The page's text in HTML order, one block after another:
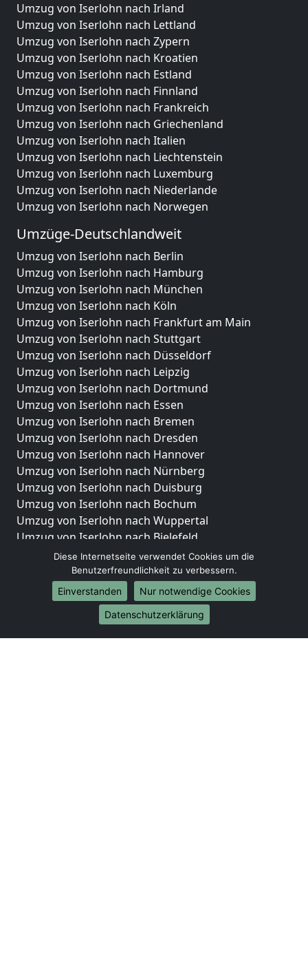
Umzug von Iserlohn nach Irland
Umzug von Iserlohn nach Lettland
Umzug von Iserlohn nach Zypern
Umzug von Iserlohn nach Kroatien
Umzug von Iserlohn nach Estland
Umzug von Iserlohn nach Finnland
Umzug von Iserlohn nach Frankreich
Umzug von Iserlohn nach Griechenland
Umzug von Iserlohn nach Italien
Umzug von Iserlohn nach Liechtenstein
Umzug von Iserlohn nach Luxemburg
Umzug von Iserlohn nach Niederlande
Umzug von Iserlohn nach Norwegen
Umzüge-Deutschlandweit
Umzug von Iserlohn nach Berlin
Umzug von Iserlohn nach Hamburg
Umzug von Iserlohn nach München
Umzug von Iserlohn nach Köln
Umzug von Iserlohn nach Frankfurt am Main
Umzug von Iserlohn nach Stuttgart
Umzug von Iserlohn nach Düsseldorf
Umzug von Iserlohn nach Leipzig
Umzug von Iserlohn nach Dortmund
Umzug von Iserlohn nach Essen
Umzug von Iserlohn nach Bremen
Umzug von Iserlohn nach Dresden
Umzug von Iserlohn nach Hannover
Umzug von Iserlohn nach Nürnberg
Umzug von Iserlohn nach Duisburg
Umzug von Iserlohn nach Bochum
Umzug von Iserlohn nach Wuppertal
Umzug von Iserlohn nach Bielefeld
Umzug von Iserlohn nach Bonn
Umzug von Iserlohn nach Münster
Internationale-Umzüge
Umzug von Iserlohn nach Brasilien
Umzug von Iserlohn nach Brunei Darussalam
Diese Internetseite verwendet Cookies um die
Benutzerfreundlichkeit zu verbessern.
Einverstanden
Nur notwendige Cookies
Datenschutzerklärung